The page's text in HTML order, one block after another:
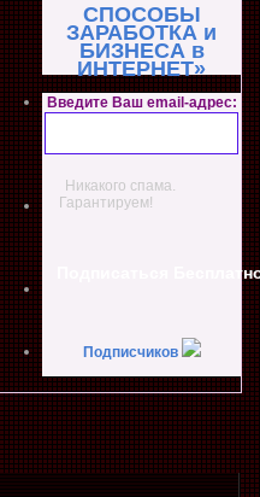
СПОСОБЫ
ЗАРАБОТКА и
БИЗНЕСА в
ИНТЕРНЕТ»
Введите Ваш email-адрес:
Никакого спама.
Гарантируем!
Подписчиков